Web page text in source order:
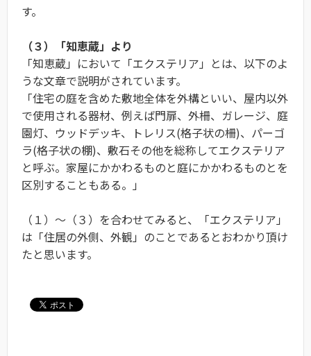
す。
（３）「知恵蔵」より
「知恵蔵」において「エクステリア」とは、以下のよ
うな文章で説明がされています。
「住宅の庭を含めた敷地全体を外構といい、屋内以外
で使用される器材、例えば門扉、外柵、ガレージ、庭
園灯、ウッドデッキ、トレリス(格子状の柵)、パーゴ
ラ(格子状の棚)、敷石その他を総称してエクステリア
と呼ぶ。家屋にかかわるものと庭にかかわるものとを
区別することもある。」
（１）〜（３）を合わせてみると、「エクステリア」
は「住居の外側、外観」のことであるとおわかり頂け
たと思います。